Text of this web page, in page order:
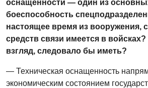
оснащенности — один из
боеспособность
настоящее время из вооружения,
средств связи имеется в
взгляд, следовало бы иметь?
— Техническая оснащенность
экономическим состоянием